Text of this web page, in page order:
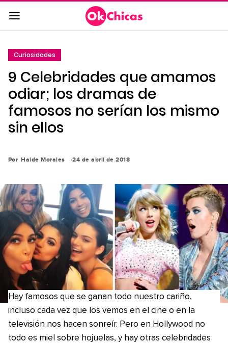
Saltar
al
contenido
a
la
navegación
principal
Curiosidades
9 Celebridades que amamos
odiar; los dramas de
famosos no serían los mismo
sin ellos
Por Haide Morales 24 de abril de 2018
Hay famosos que se ganan todo nuestro cariño,
incluso cada vez que los vemos en el cine o en la
televisión nos hacen sonreír. Pero en Hollywood no
todo es miel sobre hojuelas, y hay otras celebridades